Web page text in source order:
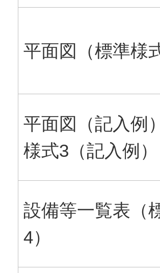
平面図（標準様
平面図（記入例
様式3（記入例）
設備等一覧表（
4）